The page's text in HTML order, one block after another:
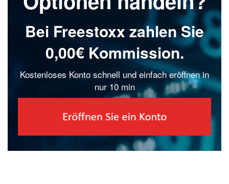
Bei Freestoxx zahlen Sie
0,00€ Kommission.
Kostenloses Konto schnell und einfach eröffnen in
nur 10 min